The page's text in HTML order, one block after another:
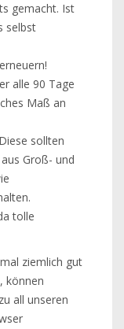
gemacht. Ist
selbst
alle 90 Tage
Maß an
sollten
Groß- und
tolle
ziemlich gut
können
all unseren